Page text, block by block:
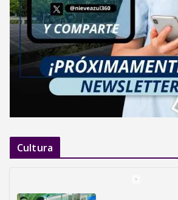
Cultura